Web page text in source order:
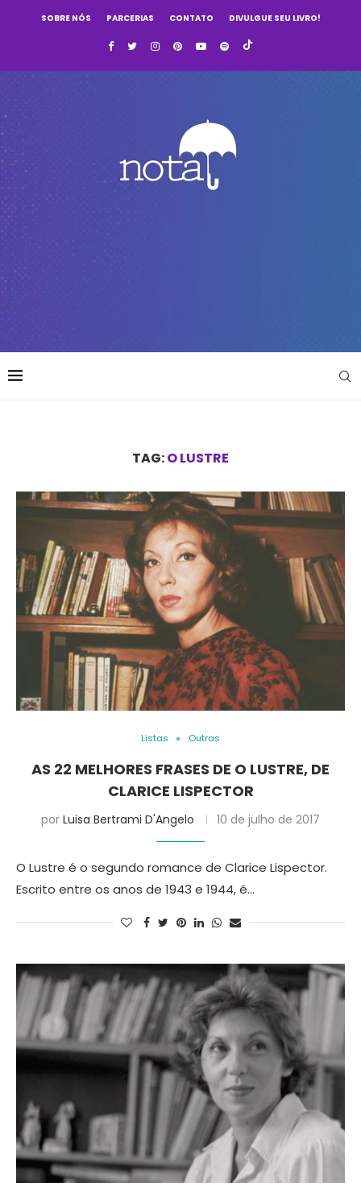
SOBRE NÓS PARCERIAS CONTATO DIVULGUE SEU LIVRO!
TAG:O LUSTRE
Listas Outras
AS 22 MELHORES FRASES DE O LUSTRE, DE
CLARICE LISPECTOR
por Luisa Bertrami D'Angelo 10 de julho de 2017
O Lustre é o segundo romance de Clarice Lispector.
Escrito entre os anos de 1943 e 1944, é…